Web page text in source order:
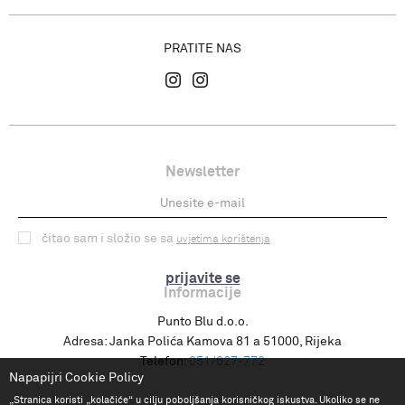
PRATITE NAS
Newsletter
prijavite se
čitao sam i složio se sa uvjetima korištenja
Informacije
Punto Blu d.o.o.
Adresa: Janka Polića Kamova 81 a 51000, Rijeka
Telefon: 051/627-772
Napapijri Cookie Policy
„Stranica koristi „kolačiće“ u cilju poboljšanja korisničkog iskustva. Ukoliko se ne